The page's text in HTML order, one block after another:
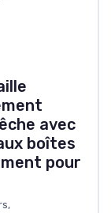
avec
boîtes
pour